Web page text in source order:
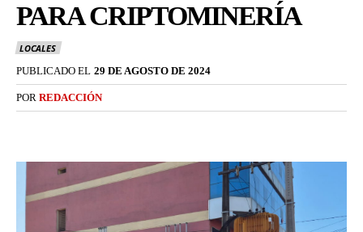
PARA CRIPTOMINERÍA
LOCALES
PUBLICADO EL 29 DE AGOSTO DE 2024
POR REDACCIÓN